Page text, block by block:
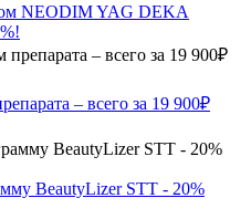
NEODIM YAG DEKA
– всего за 19 900₽
BeautyLizer STT - 20%